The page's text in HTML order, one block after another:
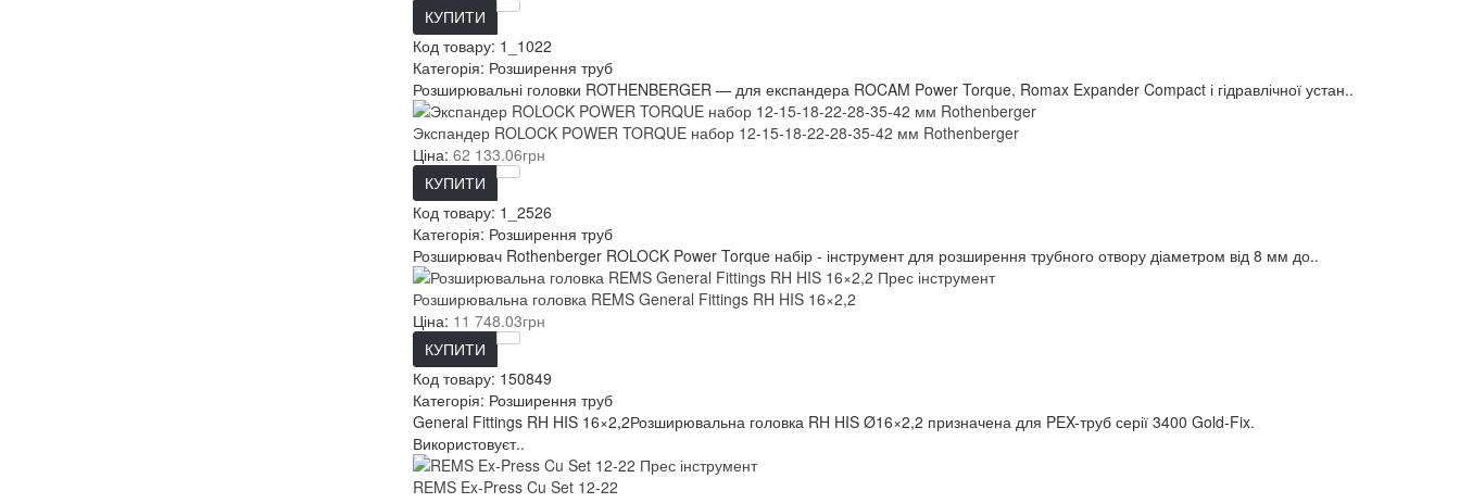
КУПИТИ
Код товару: 1_1022
Категорія: Розширення труб
Розширювальні головки ROTHENBERGER — для експандера ROCAM Power Torque, Romax Expander Compact і гідравлічної устан..
Экспандер ROLOCK POWER TORQUE набор 12-15-18-22-28-35-42 мм Rothenberger
Ціна: 62 133.06грн
КУПИТИ
Код товару: 1_2526
Категорія: Розширення труб
Розширювач Rothenberger ROLOCK Power Torque набір - інструмент для розширення трубного отвору діаметром від 8 мм до..
Розширювальна головка REMS General Fittings RH HIS 16×2,2
Ціна: 11 748.03грн
КУПИТИ
Код товару: 150849
Категорія: Розширення труб
General Fittings RH HIS 16×2,2Розширювальна головка RH HIS Ø16×2,2 призначена для PEX-труб серії 3400 Gold-Fix.
Використовуєт..
REMS Ex-Press Cu Set 12-22